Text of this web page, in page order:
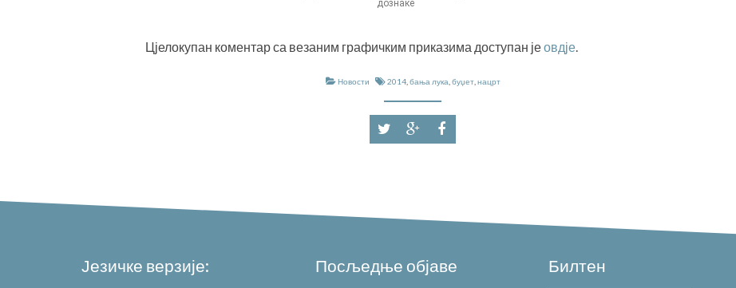
Цјелокупан коментар са везаним графичким приказима доступан јеовдје.
Новости 2014, бања лука буџет, нацрт
Језичке верзије: Посљедње објаве Билтен